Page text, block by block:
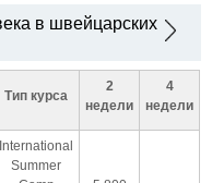
в швейцарских
Тип курса
2
недели
4
недели
International
Summer